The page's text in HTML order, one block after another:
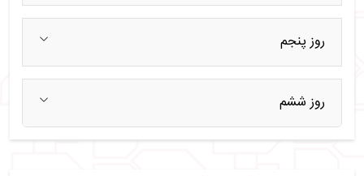
روز پنجم
روز ششم